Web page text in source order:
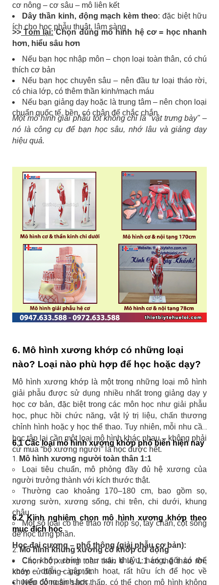
cơ nông – cơ sâu – mô liên kết
Dây thần kinh, động mạch kèm theo: đặc biệt hữu
ích cho học phẫu thuật, lâm sàng
>>Tóm lại:Chọn đúng mô hình hệ cơ = học nhanh
hơn, hiểu sâu hơn
Nếu bạn học nhập môn – chọn loại toàn thân, có chú
thích cơ bản
Nếu bạn học chuyên sâu – nên đầu tư loại tháo rời,
có chia lớp, có thêm thần kinh/mạch máu
Nếu bạn giảng dạy hoặc là trung tâm – nên chọn loại
chuẩn quốc tế, bền, có chân đế chắc chắn
Một mô hình giải phẫu tốt không chỉ là "vật trưng bày" –
nó là công cụ để bạn học sâu, nhớ lâu và giảng dạy
hiệu quả.
6. Mô hình xương khớp có những loại
nào? Loại nào phù hợp để học hoặc dạy?
Mô hình xương khớp là một trong những loại mô hình
giải phẫu được sử dụng nhiều nhất trong giảng dạy y
học cơ bản, đặc biệt trong các môn học như giải phẫu
học, phục hồi chức năng, vật lý trị liệu, chấn thương
chỉnh hình hoặc y học thể thao. Tuy nhiên, mỗi nhu cầu
học tập lại cần một loại mô hình khác nhau – không phải
cứ mua “bộ xương người” là học được hết.
6.1 Các loại mô hình xương khớp phổ biến hiện nay
Mô hình xương người toàn thân 1:1
Loại tiêu chuẩn, mô phỏng đầy đủ hệ xương của
người trưởng thành với kích thước thật.
Thường cao khoảng 170–180 cm, bao gồm sọ,
xương sườn, xương sống, chi trên, chi dưới, khung
chậu…
Một số loại có thể tháo rời hộp sọ, tay chân, cột sống
để học từng phần.
Mô hình khung xương có khớp cử động
Các khớp chính như vai, khuỷu, háng, gối có thể
xoay – duỗi – gập linh hoạt, rất hữu ích để học về
chuyển động sinh học.
6.2 Kinh nghiệm chọn mô hình xương khớp theo
mục đích học
Học đại cương – phổ thông (giải phẫu cơ bản):
Chọn bộ xương toàn thân tỉ lệ 1:1 có thể tháo rời,
khớp cử động càng tốt.
Nếu có ngân sách thấp, có thể chọn mô hình không